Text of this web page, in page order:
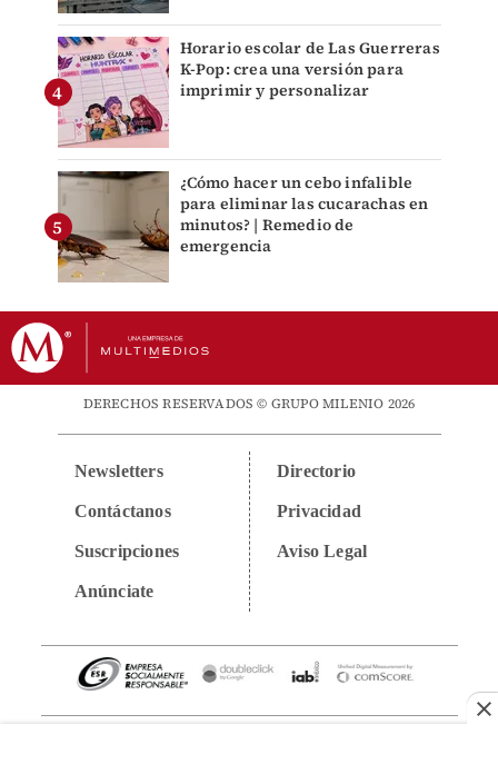
Horario escolar de Las Guerreras
K-Pop: crea una versión para
imprimir y personalizar
¿Cómo hacer un cebo infalible
para eliminar las cucarachas en
minutos? | Remedio de
emergencia
DERECHOS RESERVADOS © GRUPO MILENIO 2026
Newsletters
Contáctanos
Suscripciones
Anúnciate
Directorio
Privacidad
Aviso Legal